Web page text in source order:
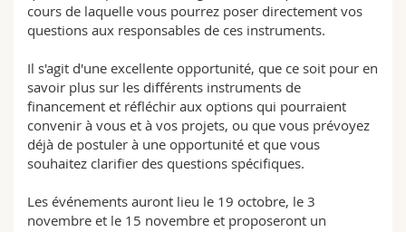
cours de laquelle vous pourrez poser directement vos
questions aux responsables de ces instruments.
Il s'agit d'une excellente opportunité, que ce soit pour en
savoir plus sur les différents instruments de
financement et réfléchir aux options qui pourraient
convenir à vous et à vos projets, ou que vous prévoyez
déjà de postuler à une opportunité et que vous
souhaitez clarifier des questions spécifiques.
Les événements auront lieu le 19 octobre, le 3
novembre et le 15 novembre et proposeront un